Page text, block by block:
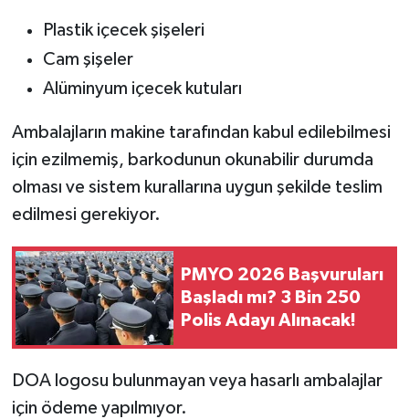
Plastik içecek şişeleri
Cam şişeler
Alüminyum içecek kutuları
Ambalajların makine tarafından kabul edilebilmesi
için ezilmemiş, barkodunun okunabilir durumda
olması ve sistem kurallarına uygun şekilde teslim
edilmesi gerekiyor.
PMYO 2026 Başvuruları
Başladı mı? 3 Bin 250
Polis Adayı Alınacak!
DOA logosu bulunmayan veya hasarlı ambalajlar
için ödeme yapılmıyor.